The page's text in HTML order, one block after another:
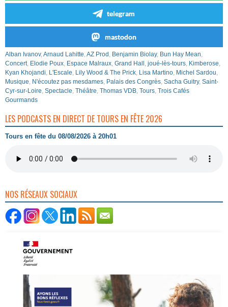
telegram
mastodon
Alban Ivanov,Arnaud Lahitte,AZ Prod , Benjamin Biolay, Bun Hay Mean,
Concert, Elodie Poux, Espace Malraux, Grand Hall , joué-lès-tours, Kimberose,
Kyan Khojandi, L'Escale, Lily Wood & The Prick, Lisa Martino, Michel Sardou,
Musique, N'écoutez pas mesdames, Palais des Congrès, Sacha Guitry, Saint-
Cyr-sur-Loire, Spectacle, Théâtre, Thomas VDB, Tours, Trois Cafés
Gourmands
LES PODCASTS EN DIRECT DE TOURS EN FÊTE 2026
Tours en fête du 08/08/2026 à 20h01
NOS RÉSEAUX SOCIAUX